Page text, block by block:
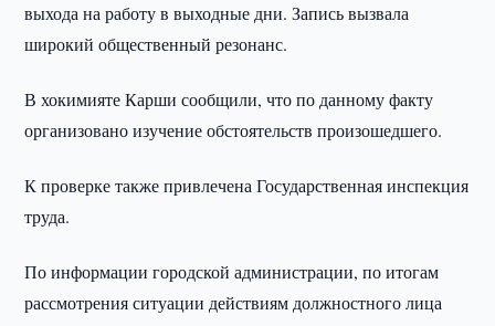
выхода на работу в выходные дни. Запись вызвала
широкий общественный резонанс.
В хокимияте Карши сообщили, что по данному факту
организовано изучение обстоятельств произошедшего.
К проверке также привлечена Государственная инспекция
труда.
По информации городской администрации, по итогам
рассмотрения ситуации действиям должностного лица